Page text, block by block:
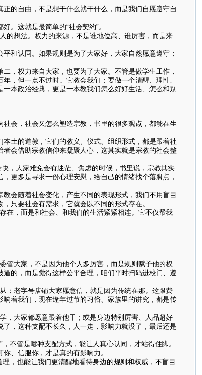
的自由，不是想干什么就干什么，而是我们自愿遵守自
。这就是最简单的“社会契约”。
想法。权力的来源，不是谁地位高、谁厉害，而是来
和认同。如果规则是为了大家好，大家自然愿意遵守；
，权力来自大家，也要为了大家。不管是做学生工作，
，但一点不过时。它教会我们：要做一个清醒、理性、
本政治经典，更是一本教我们怎么好好生活、怎么和别
会，社会又怎么塑造宗教，书里的很多观点，都能在生
土的道教，它们的教义、仪式、组织形式，都是跟着社
会借助宗教信仰来凝聚人心，这其实就是宗教的社会整
，大家难免会有迷茫、焦虑的时候，书里说，宗教其实
更多是寻求一份心理安慰，给自己的情绪找个落脚点，
会随着社会变化，产生不同的表现形式，我们不用盲目
只要社会有需求，它就会以不同的形式存在。
在，而是和社会、和我们的生活紧紧相连。它不仅帮我
大家，不是因为他个人多厉害，而是规则赋予他的权
的，而是觉得这样公平合理，咱们平时扫码进校门、遵
老字号店铺大家愿意信，就是因为传统在那。这跟费
着我们，现在逢年过节的习俗、家族里的讲究，都是传
大家都愿意跟着他干；或是身边特别厉害、人品超好
，这种支配不长久，人一走，影响力就没了，最后还是
不管是哪种支配方式，能让人真心认同，才站得住脚。
、信服你，才是真的有影响力。
，也能让我们更清醒地看待身边的规则和权威，不盲目